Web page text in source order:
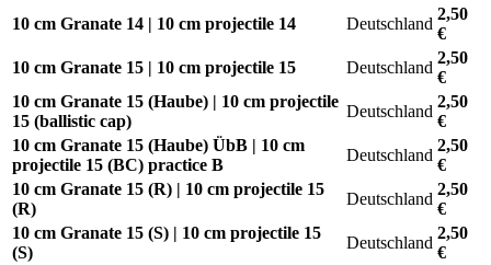
10 cm Granate 14 | 10 cm projectile 14
Deutschland
2,50
€
10 cm Granate 15 | 10 cm projectile 15
Deutschland
2,50
€
10 cm Granate 15 (Haube) | 10 cm projectile
15 (ballistic cap)
Deutschland
2,50
€
10 cm Granate 15 (Haube) ÜbB | 10 cm
projectile 15 (BC) practice B
Deutschland
2,50
€
10 cm Granate 15 (R) | 10 cm projectile 15
(R)
Deutschland
2,50
€
10 cm Granate 15 (S) | 10 cm projectile 15
(S)
Deutschland
2,50
€